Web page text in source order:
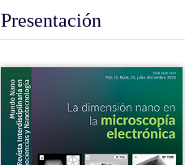
Presentación
Barra
lateral
del
artículo